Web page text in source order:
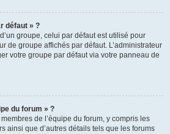
défaut » ?
groupe, celui par défaut est utilisé pour
de groupe affichés par défaut. L’administrateur
votre groupe par défaut via votre panneau de
du forum » ?
de l’équipe du forum, y compris les
ainsi que d’autres détails tels que les forums